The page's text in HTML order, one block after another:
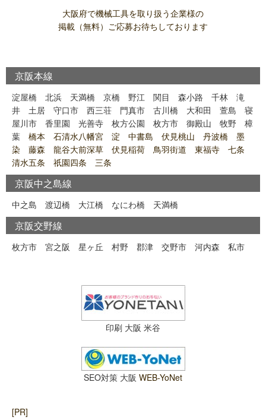
大阪府で機械工具を取り扱う企業様の
掲載（無料）ご応募お待ちしております
京阪本線
淀屋橋 北浜 天満橋 京橋 野江 関目 森小路 千林
滝
井
土居 守口市 西三荘 門真市 古川橋 大和田 萱島
寝
屋川市
香里園 光善寺 枚方公園 枚方市 御殿山 牧野
樟
葉 橋本 石清水八幡宮 淀 中書島 伏見桃山 丹波橋 墨
染 藤森 龍谷大前深草 伏見稲荷 鳥羽街道 東福寺 七条
清水五条 祇園四条 三条
京阪中之島線
中之島 渡辺橋 大江橋 なにわ橋 天満橋
京阪交野線
枚方市 宮之阪 星ヶ丘 村野 郡津 交野市 河内森 私市
印刷 大阪 米谷
SEO対策 大阪 WEB-YoNet
[PR]